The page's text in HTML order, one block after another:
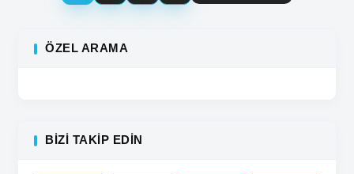
ÖZEL ARAMA
BIZI TAKIP EDIN